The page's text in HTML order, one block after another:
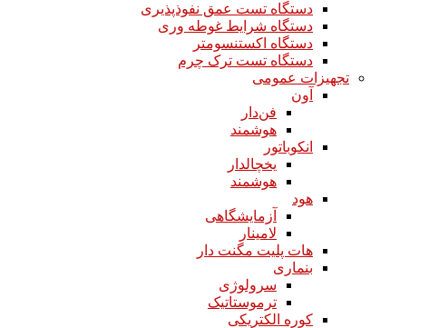
دستگاه تست عمق نفوذپذیری
دستگاه شرایط غوطه وری
دستگاه اکستنسومتر
دستگاه تست ترک چرم
تجهیزات عمومی
آون
فن‌دار
هوشمند
انکوباتور
یخچالدار
هوشمند
هود
آزمایشگاهی
لامینار​​​​​​​
هات پلیت مگنت دار​​​​​​​
بنماری
سرولوژی
ترموستاتیک
کوره الکتریکی